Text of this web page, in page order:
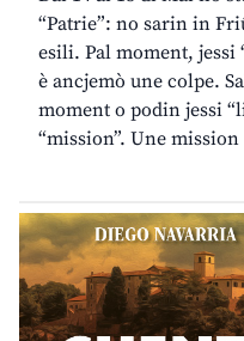
“Patrie”: no sarin in
esili. Pal moment,
è ancjemò une colpe.
moment o podin jessi
“mission”. Une